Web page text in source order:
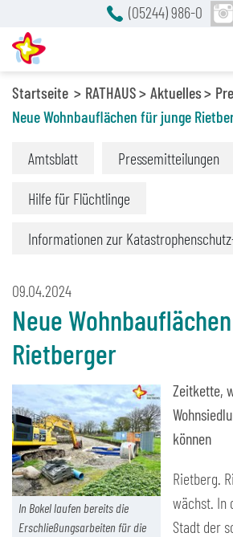
Startseite RATHAUS Aktuelles
Neue Wohnbauflächen für junge
Amtsblatt Pressemitteilungen
Hilfe für Flüchtlinge
Informationen zur
09.04.2024
Neue
Rietberger
In Bokel laufen bereits die
Erschließungsarbeiten für die
Zeitkette,
können
Rietberg.
wächst. In
Stadt der
(05244) 986-0